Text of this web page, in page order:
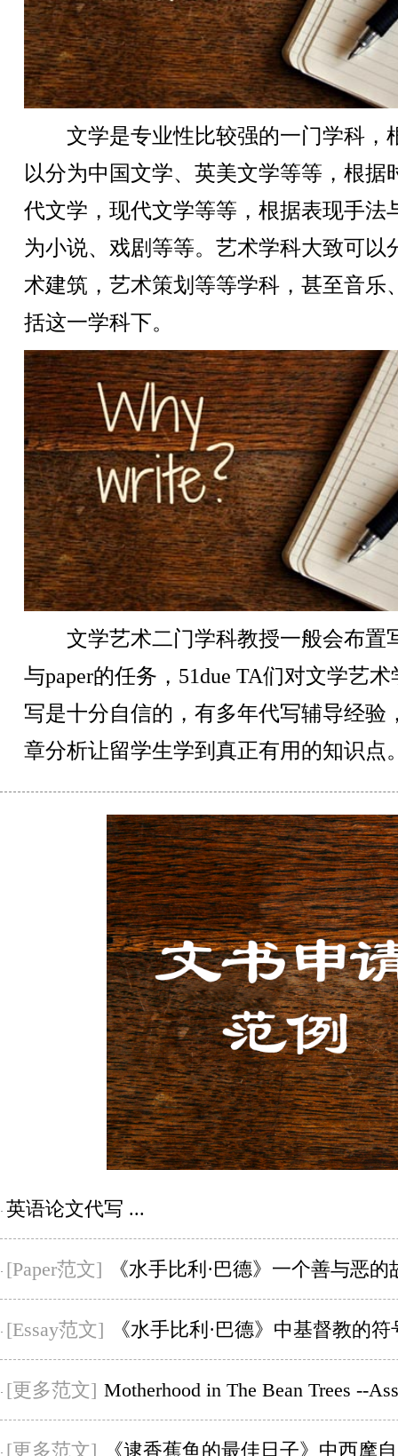
文学是专业性比较强的一门学科，
以分为中国文学、英美文学等等，根据
代文学，现代文学等等，根据表现手法
为小说、戏剧等等。艺术学科大致可以
术建筑，艺术策划等等学科，甚至音乐
括这一学科下。
文学艺术二门学科教授一般会布置
与paper的任务，51due TA们对文学艺
写是十分自信的，有多年代写辅导经验
章分析让留学生学到真正有用的知识点
· 英语论文代写 ...
· [Paper范文] 《水手比利·巴德》一个善与恶的故事--
· [Essay范文] 《水手比利·巴德》中基督教的
· [更多范文] Motherhood in The Bean Trees --
· [更多范文] 《逮香蕉鱼的最佳日子》中西摩自杀的原因 --